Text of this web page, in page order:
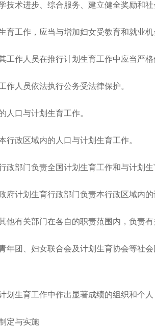
术进步、综合服务、建立健全奖励和社
工作，应当与增加妇女受教育和就业机
作人员在推行计划生育工作中应当严格
人员依法执行公务受法律保护。
口与计划生育工作。
政区域内的人口与计划生育工作。
部门负责全国计划生育工作和与计划生
计划生育行政部门负责本行政区域内的
有关部门在各自的职责范围内，负责有
团、妇女联合会及计划生育协会等社会
生育工作中作出显著成绩的组织和个人
定与实施